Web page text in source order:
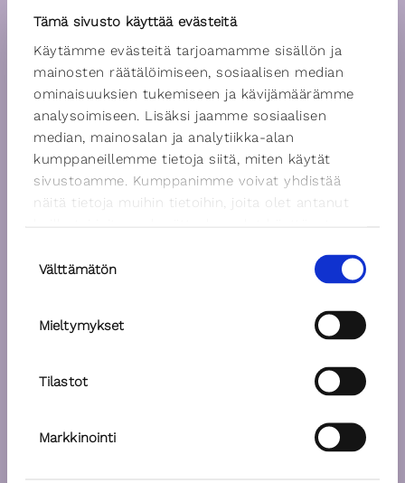
Tämä sivusto käyttää evästeitä
Käytämme evästeitä tarjoamamme sisällön ja
mainosten räätälöimiseen, sosiaalisen median
ominaisuuksien tukemiseen ja kävijämäärämme
analysoimiseen. Lisäksi jaamme sosiaalisen
median, mainosalan ja analytiikka-alan
kumppaneillemme tietoja siitä, miten käytät
sivustoamme. Kumppanimme voivat yhdistää
näitä tietoja muihin tietoihin, joita olet antanut
valinta
Välttämätön
Mieltymykset
Tilastot
Markkinointi